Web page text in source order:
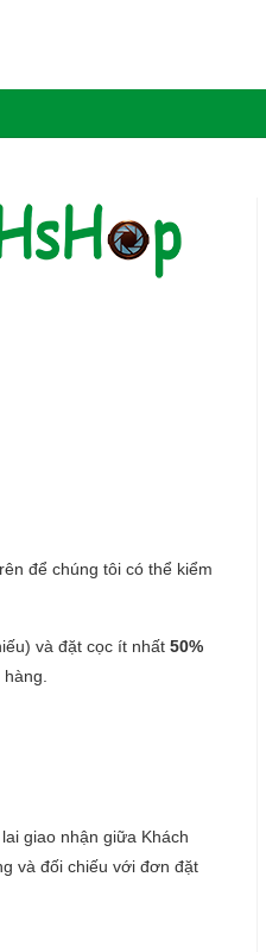
để chúng tôi có thể kiểm
và đặt cọc ít nhất 50%
giao nhận giữa Khách
và đối chiếu với đơn đặt